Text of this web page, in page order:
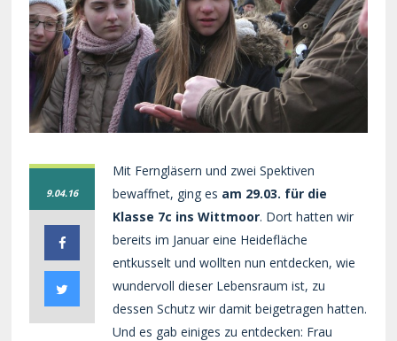
9.04.16
Mit Ferngläsern und zwei Spektiven
bewaffnet, ging es am 29.03. für die
Klasse 7c ins Wittmoor. Dort hatten wir
bereits im Januar eine Heidefläche
entkusselt und wollten nun entdecken, wie
wundervoll dieser Lebensraum ist, zu
dessen Schutz wir damit beigetragen hatten.
Und es gab einiges zu entdecken: Frau